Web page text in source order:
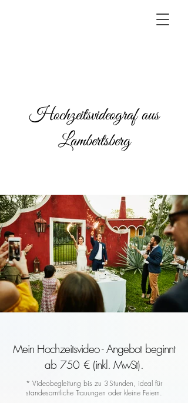
Hochzeitsvideograf aus
Lambertsberg
Mein Hochzeitsvideo - Angebot beginnt
ab 750 € (inkl. MwSt).
* Videobegleitung bis zu 3 Stunden, ideal für
standesamtliche Trauungen oder kleine Feiern.